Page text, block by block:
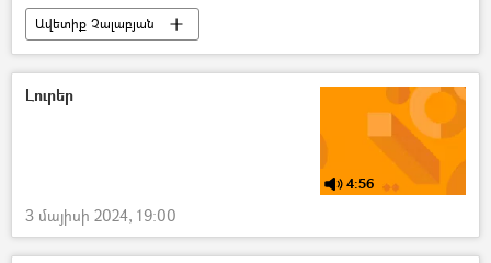
Ավետիք Չալաբյան
«Ազատ Արցախ հայաքվե» նախաձեռնություն
ՀՀ դատախազություն
Լուրեր
4:56
3 մայիսի 2024, 19:00